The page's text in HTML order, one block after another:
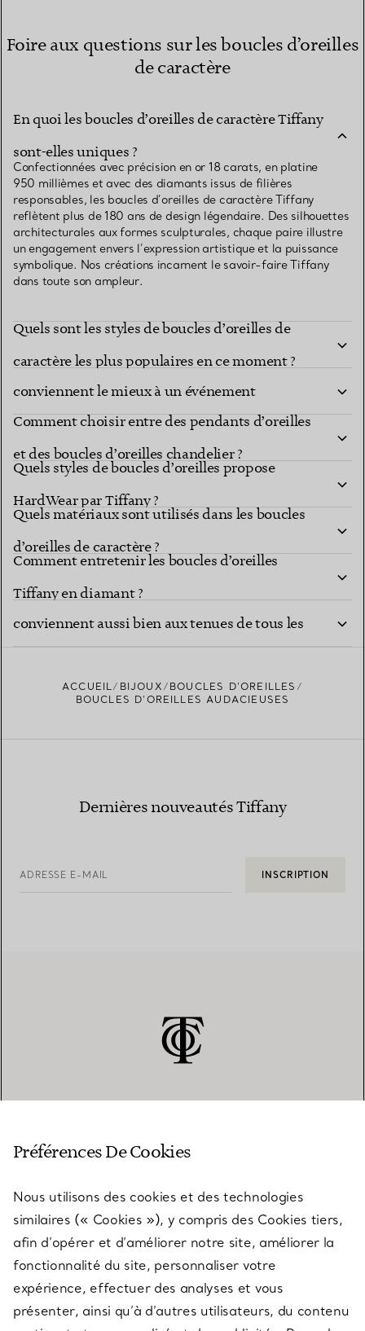
Foire aux questions sur les boucles d’oreilles
de caractère
En quoi les boucles d’oreilles de caractère Tiffany
sont-elles uniques ?
Confectionnées avec précision en or 18 carats, en platine
950 millièmes et avec des diamants issus de filières
responsables, les boucles d’oreilles de caractère Tiffany
reflètent plus de 180 ans de design légendaire. Des silhouettes
architecturales aux formes sculpturales, chaque paire illustre
un engagement envers l’expression artistique et la puissance
symbolique. Nos créations incarnent le savoir-faire Tiffany
dans toute son ampleur.
Quels sont les styles de boucles d’oreilles de
caractère les plus populaires en ce moment ?
Quelles collections de boucles d’oreilles Tiffany
conviennent le mieux à un événement
important ?
Comment choisir entre des pendants d’oreilles
et des boucles d’oreilles chandelier ?
Quels styles de boucles d’oreilles propose
HardWear par Tiffany ?
Quels matériaux sont utilisés dans les boucles
d’oreilles de caractère ?
Comment entretenir les boucles d’oreilles
Tiffany en diamant ?
Quels styles de boucles d’oreilles de caractère
conviennent aussi bien aux tenues de tous les
ACCUEIL BIJOUX
BOUCLES D’OREILLES
BOUCLES D’OREILLES AUDACIEUSES
Dernières nouveautés Tiffany
ADRESSE E-MAIL INSCRIPTION
SERVICES
À PROPOS
Préférences De Cookies
Nous utilisons des cookies et des technologies
similaires (« Cookies »), y compris des Cookies tiers,
afin d’opérer et d’améliorer notre site, améliorer la
fonctionnalité du site, personnaliser votre
expérience, effectuer des analyses et vous
présenter, ainsi qu’à d’autres utilisateurs, du contenu